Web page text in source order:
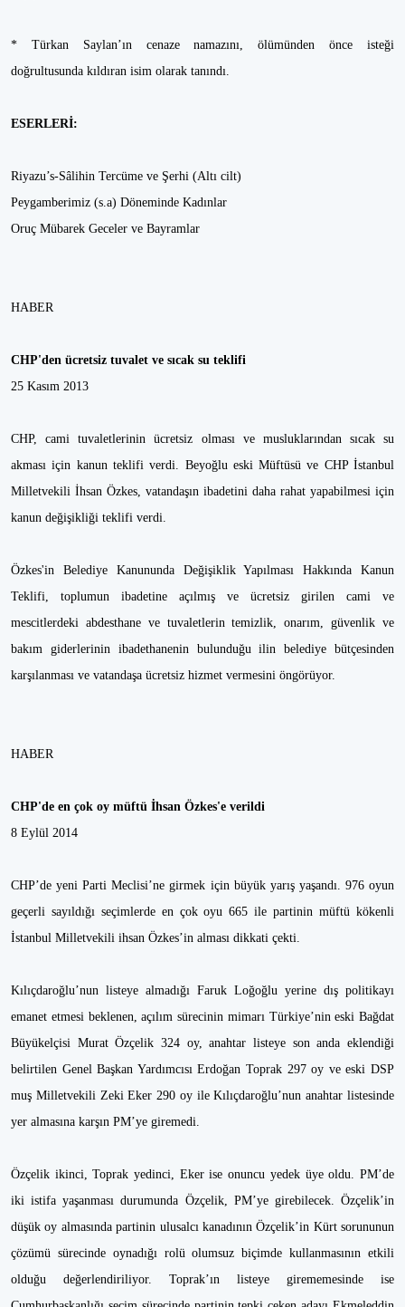
* Türkan Saylan’ın cenaze namazını, ölümünden önce isteği
doğrultusunda kıldıran isim olarak tanındı.
ESERLERİ:
Riyazu’s-Sâlihin Tercüme ve Şerhi (Altı cilt)
Peygamberimiz (s.a) Döneminde Kadınlar
Oruç Mübarek Geceler ve Bayramlar
HABER
CHP'den ücretsiz tuvalet ve sıcak su teklifi
25 Kasım 2013
CHP, cami tuvaletlerinin ücretsiz olması ve musluklarından sıcak su
akması için kanun teklifi verdi. Beyoğlu eski Müftüsü ve CHP İstanbul
Milletvekili İhsan Özkes, vatandaşın ibadetini daha rahat yapabilmesi için
kanun değişikliği teklifi verdi.
Özkes'in Belediye Kanununda Değişiklik Yapılması Hakkında Kanun
Teklifi, toplumun ibadetine açılmış ve ücretsiz girilen cami ve
mescitlerdeki abdesthane ve tuvaletlerin temizlik, onarım, güvenlik ve
bakım giderlerinin ibadethanenin bulunduğu ilin belediye bütçesinden
karşılanması ve vatandaşa ücretsiz hizmet vermesini öngörüyor.
HABER
CHP'de en çok oy müftü İhsan Özkes'e verildi
8 Eylül 2014
CHP’de yeni Parti Meclisi’ne girmek için büyük yarış yaşandı. 976 oyun
geçerli sayıldığı seçimlerde en çok oyu 665 ile partinin müftü kökenli
İstanbul Milletvekili ihsan Özkes’in alması dikkati çekti.
Kılıçdaroğlu’nun listeye almadığı Faruk Loğoğlu yerine dış politikayı
emanet etmesi beklenen, açılım sürecinin mimarı Türkiye’nin eski Bağdat
Büyükelçisi Murat Özçelik 324 oy, anahtar listeye son anda eklendiği
belirtilen Genel Başkan Yardımcısı Erdoğan Toprak 297 oy ve eski DSP
muş Milletvekili Zeki Eker 290 oy ile Kılıçdaroğlu’nun anahtar listesinde
yer almasına karşın PM’ye giremedi.
Özçelik ikinci, Toprak yedinci, Eker ise onuncu yedek üye oldu. PM’de
iki istifa yaşanması durumunda Özçelik, PM’ye girebilecek. Özçelik’in
düşük oy almasında partinin ulusalcı kanadının Özçelik’in Kürt sorununun
çözümü sürecinde oynadığı rolü olumsuz biçimde kullanmasının etkili
olduğu değerlendiriliyor. Toprak’ın listeye girememesinde ise